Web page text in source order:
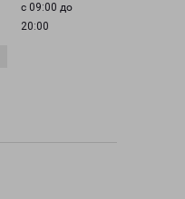
с 09:00 до
20:00